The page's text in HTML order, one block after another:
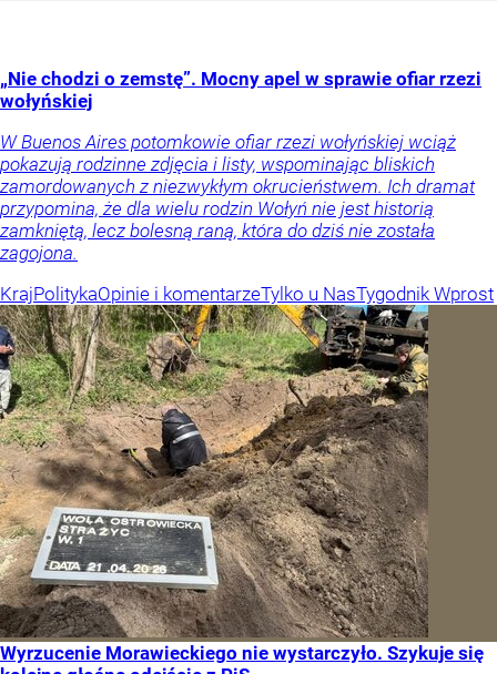
„Nie chodzi o zemstę”. Mocny apel w sprawie ofiar rzezi
wołyńskiej
W Buenos Aires potomkowie ofiar rzezi wołyńskiej wciąż
pokazują rodzinne zdjęcia i listy, wspominając bliskich
zamordowanych z niezwykłym okrucieństwem. Ich dramat
przypomina, że dla wielu rodzin Wołyń nie jest historią
zamkniętą, lecz bolesną raną, która do dziś nie została
zagojona.
KrajPolitykaOpinie i komentarzeTylko u NasTygodnik Wprost
Wyrzucenie Morawieckiego nie wystarczyło. Szykuje się